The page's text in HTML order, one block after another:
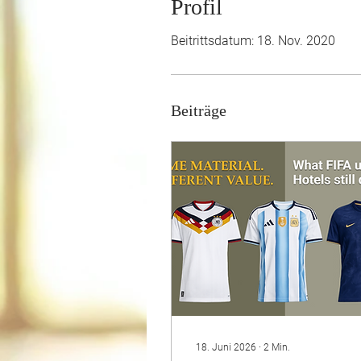
Profil
Beitrittsdatum: 18. Nov. 2020
Beiträge
18. Juni 2026 ∙ 2 Min.